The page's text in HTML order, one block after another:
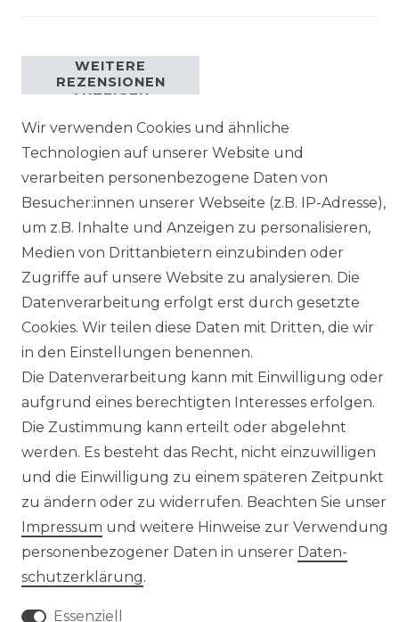
WEITERE
REZENSIONEN
ANZEIGEN
Impressum Daten­schutz­erklärung
AGB Barrierefreiheitserklärung
Widerrufs­recht
VERTRAG WIDERRUFEN
Wir verwenden Cookies und ähnliche
Technologien auf unserer Website und
verarbeiten personenbezogene Daten von
Besucher:innen unserer Webseite (z.B. IP-Adresse),
um z.B. Inhalte und Anzeigen zu personalisieren,
Medien von Drittanbietern einzubinden oder
Zugriffe auf unsere Website zu analysieren. Die
Datenverarbeitung erfolgt erst durch gesetzte
Cookies. Wir teilen diese Daten mit Dritten, die wir
in den Einstellungen benennen.
Die Datenverarbeitung kann mit Einwilligung oder
aufgrund eines berechtigten Interesses erfolgen.
Die Zustimmung kann erteilt oder abgelehnt
werden. Es besteht das Recht, nicht einzuwilligen
und die Einwilligung zu einem späteren Zeitpunkt
zu ändern oder zu widerrufen. Beachten Sie unser
Impressum und weitere Hinweise zur Verwendung
personenbezogener Daten in unserer Daten­
schutz­erklärung.
Essenziell